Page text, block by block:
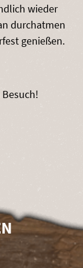
wieder
durchatmen
genießen.